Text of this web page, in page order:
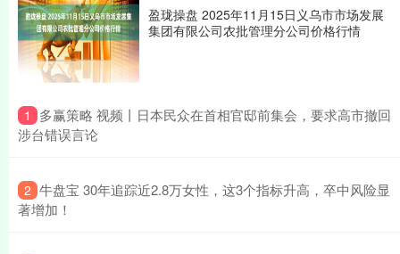
盈珑操盘 2025年11月15日义乌市市场发展
集团有限公司农批管理分公司价格行情
1
​多赢策略 视频丨日本民众在首相官邸前集会，要求高市撤回
涉台错误言论
2 ​牛盘宝 30年追踪近2.8万女性，这3个指标升高，卒中风险显
著增加！